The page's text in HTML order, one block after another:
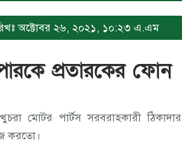
অক্টোবর ২৬, ২০২১, ১০:২৩ এ.এম
প্রতারকের ফোন
মোটর পার্টস সরবরাহকারী ঠিকাদার
করতো।